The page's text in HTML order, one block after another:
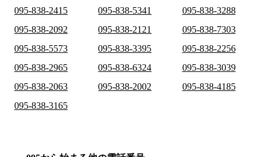
095-838-2415
095-838-5341
095-838-3288
095-838-2092
095-838-2121
095-838-7303
095-838-5573
095-838-3395
095-838-2256
095-838-2965
095-838-6324
095-838-3039
095-838-2063
095-838-2002
095-838-4185
095-838-3165